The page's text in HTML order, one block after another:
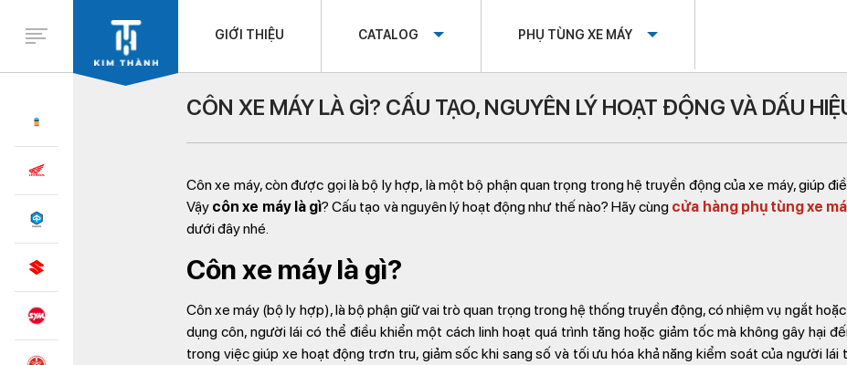
GIỚI THIỆU CATALOG PHỤ TÙNG XE MÁY
CÔN XE MÁY LÀ GÌ? CẤU TẠO, NGUYÊN LÝ HOẠT ĐỘNG VÀ DẤU
Côn xe máy, còn được gọi là bộ ly hợp, là một bộ phận quan trọng trong hệ truyền động của xe máy, giúp
Vậy côn xe máy là gì? Cấu tạo và nguyên lý hoạt động như thế nào? Hãy cùng cửa hàng phụ tùng xe
dưới đây nhé.
Côn xe máy là gì?
Côn xe máy (bộ ly hợp), là bộ phận giữ vai trò quan trọng trong hệ thống truyền động, có nhiệm vụ ngắt
dụng côn, người lái có thể điều khiển một cách linh hoạt quá trình tăng hoặc giảm tốc mà không gây hại
trong việc giúp xe hoạt động trơn tru, giảm sốc khi sang số và tối ưu hóa khả năng kiểm soát của người